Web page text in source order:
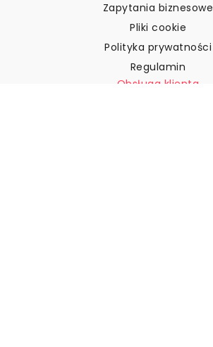
Zapytania biznesowe
Pliki cookie
Polityka prywatności
Regulamin
Obsługa klienta